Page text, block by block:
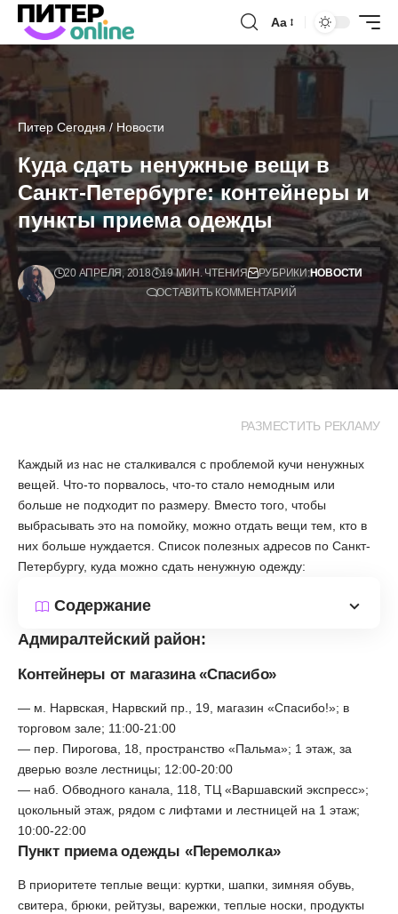
Аа
Питер Сегодня / Новости
Куда сдать ненужные вещи в
Санкт-Петербурге: контейнеры и
пункты приема одежды
20 АПРЕЛЯ, 2018 19 МИН. ЧТЕНИЯ РУБРИКИ:НОВОСТИ
ОСТАВИТЬ КОММЕНТАРИЙ
РАЗМЕСТИТЬ РЕКЛАМУ
Каждый из нас не сталкивался с проблемой кучи ненужных
вещей. Что-то порвалось, что-то стало немодным или
больше не подходит по размеру. Вместо того, чтобы
выбрасывать это на помойку, можно отдать вещи тем, кто в
них больше нуждается. Список полезных адресов по Санкт-
Петербургу, куда можно сдать ненужную одежду:
Содержание
Адмиралтейский район:
Контейнеры от магазина «Спасибо»
— м. Нарвская, Нарвский пр., 19, магазин «Спасибо!»; в
торговом зале; 11:00-21:00
— пер. Пирогова, 18, пространство «Пальма»; 1 этаж, за
дверью возле лестницы; 12:00-20:00
— наб. Обводного канала, 118, ТЦ «Варшавский экспресс»;
цокольный этаж, рядом с лифтами и лестницей на 1 этаж;
10:00-22:00
Пункт приема одежды «Перемолка»
В приоритете теплые вещи: куртки, шапки, зимняя обувь,
свитера, брюки, рейтузы, варежки, теплые носки, продукты